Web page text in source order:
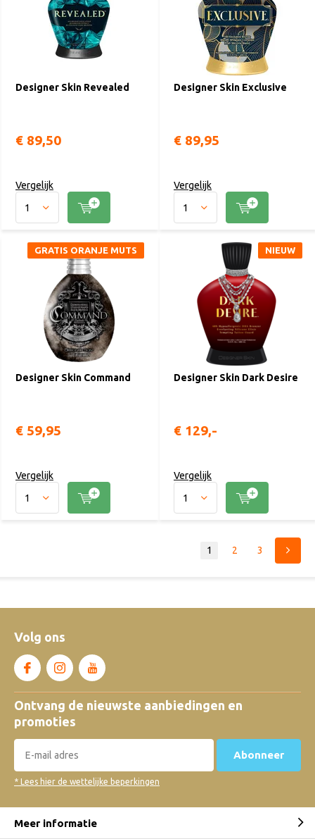
Designer Skin Revealed
€ 89,50
Vergelijk
Designer Skin Exclusive
€ 89,95
Vergelijk
Designer Skin Command
GRATIS ORANJE MUTS
€ 59,95
Vergelijk
Designer Skin Dark Desire
NIEUW
€ 129,-
Vergelijk
1 2 3
Volg ons
Ontvang de nieuwste aanbiedingen en
promoties
Abonneer
* Lees hier de wettelijke beperkingen
Meer informatie